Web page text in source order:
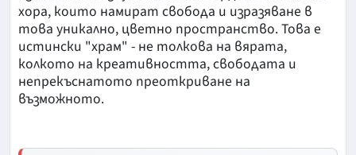
хора, които намират свобода и изразяване в
това уникално, цветно пространство. Това е
истински "храм" - не толкова на вярата,
колкото на креативността, свободата и
непрекъснатото преоткриване на
възможното.